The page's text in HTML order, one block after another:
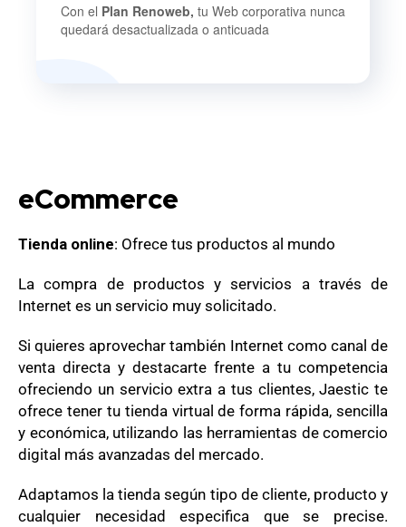
Con el Plan Renoweb, tu Web corporativa nunca
quedará desactualizada o anticuada
eCommerce
Tienda online: Ofrece tus productos al mundo
La compra de productos y servicios a través de
Internet es un servicio muy solicitado.
Si quieres aprovechar también Internet como canal de
venta directa y destacarte frente a tu competencia
ofreciendo un servicio extra a tus clientes, Jaestic te
ofrece tener tu tienda virtual de forma rápida, sencilla
y económica, utilizando las herramientas de comercio
digital más avanzadas del mercado.
Adaptamos la tienda según tipo de cliente, producto y
cualquier necesidad especifica que se precise.